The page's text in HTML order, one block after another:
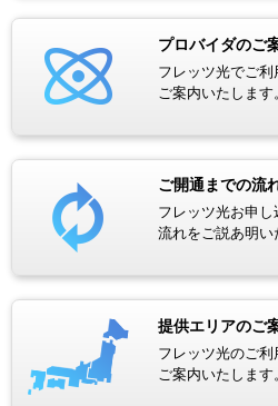
プロバイダのご
フレッツ光でご
ご案内いたします
ご開通までの流
フレッツ光お申
流れをご説あ明い
提供エリアのご
フレッツ光のご
ご案内いたします